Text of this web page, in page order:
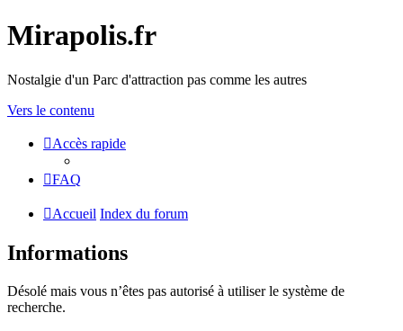
Mirapolis.fr
Nostalgie d'un Parc d'attraction pas comme les autres
Vers le contenu
Accès rapide
FAQ
Accueil Index du forum
Informations
Désolé mais vous n’êtes pas autorisé à utiliser le système de
recherche.